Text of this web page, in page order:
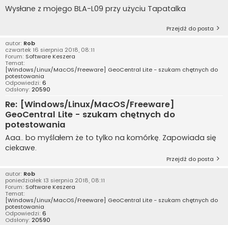
Wysłane z mojego BLA-L09 przy użyciu Tapatalka
Przejdź do posta
autor: Rob
czwartek 16 sierpnia 2018, 08:11
Forum: Software Keszera
Temat:
[Windows/Linux/MacOS/Freeware] GeoCentral Lite - szukam chętnych do
potestowania
Odpowiedzi: 6
Odsłony: 20590
Re: [Windows/Linux/MacOS/Freeware]
GeoCentral Lite - szukam chętnych do
potestowania
Aaa.. bo myślałem że to tylko na komórkę. Zapowiada się
ciekawe.
Przejdź do posta
autor: Rob
poniedziałek 13 sierpnia 2018, 08:11
Forum: Software Keszera
Temat:
[Windows/Linux/MacOS/Freeware] GeoCentral Lite - szukam chętnych do
potestowania
Odpowiedzi: 6
Odsłony: 20590